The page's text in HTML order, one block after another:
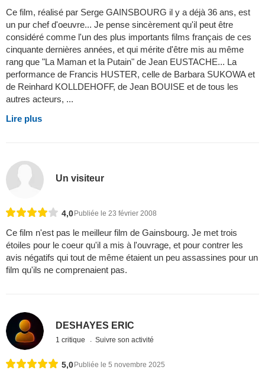
Ce film, réalisé par Serge GAINSBOURG il y a déjà 36 ans, est
un pur chef d'oeuvre... Je pense sincèrement qu'il peut être
considéré comme l'un des plus importants films français de ces
cinquante dernières années, et qui mérite d'être mis au même
rang que "La Maman et la Putain" de Jean EUSTACHE... La
performance de Francis HUSTER, celle de Barbara SUKOWA et
de Reinhard KOLLDEHOFF, de Jean BOUISE et de tous les
autres acteurs, ...
Lire plus
Un visiteur
4,0Publiée le 23 février 2008
Ce film n'est pas le meilleur film de Gainsbourg. Je met trois
étoiles pour le coeur qu'il a mis à l'ouvrage, et pour contrer les
avis négatifs qui tout de même étaient un peu assassines pour un
film qu'ils ne comprenaient pas.
DESHAYES ERIC
1 critique Suivre son activité
5,0 Publiée le 5 novembre 2025